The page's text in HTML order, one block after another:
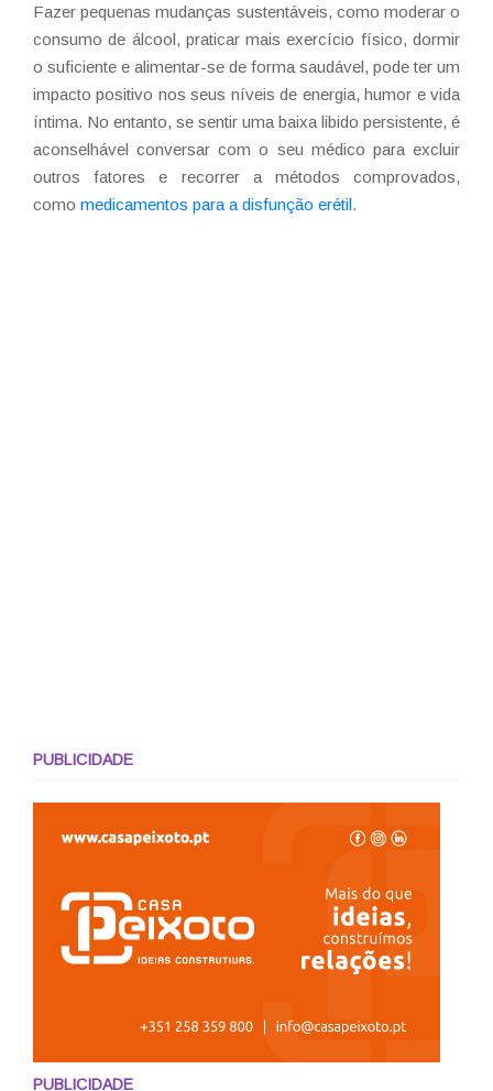
Fazer pequenas mudanças sustentáveis, como moderar o
consumo de álcool, praticar mais exercício físico, dormir
o suficiente e alimentar-se de forma saudável, pode ter um
impacto positivo nos seus níveis de energia, humor e vida
íntima. No entanto, se sentir uma baixa libido persistente, é
aconselhável conversar com o seu médico para excluir
outros fatores e recorrer a métodos comprovados,
como medicamentos para a disfunção erétil.
PUBLICIDADE
PUBLICIDADE